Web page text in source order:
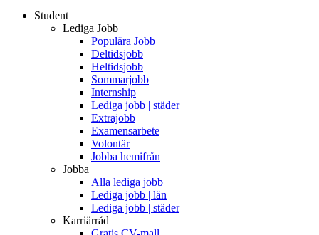
Student
Lediga Jobb
Populära Jobb
Deltidsjobb
Heltidsjobb
Sommarjobb
Internship
Lediga jobb | städer
Extrajobb
Examensarbete
Volontär
Jobba hemifrån
Jobba
Alla lediga jobb
Lediga jobb | län
Lediga jobb | städer
Karriärråd